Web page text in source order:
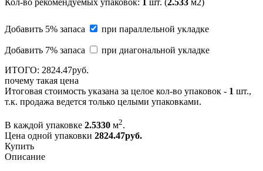
Кол-во рекомендуемых упаковок: 1 шт. (2.533 м2)
Добавить 5% запаса при параллельной укладке
Добавить 7% запаса
при диагональной укладке
ИТОГО: 2824.47руб.
почему такая цена
Итоговая стоимость указана за целое кол-во упаковок - 1 шт.,
т.к. продажа ведется только целыми упаковками.
В каждой упаковке 2.5330 м2.
Цена одной упаковки 2824.47руб.
Купить
Описание